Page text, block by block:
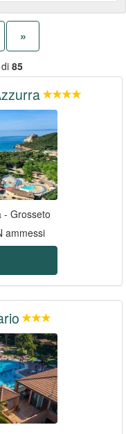
»
85
- Grosseto
ammessi